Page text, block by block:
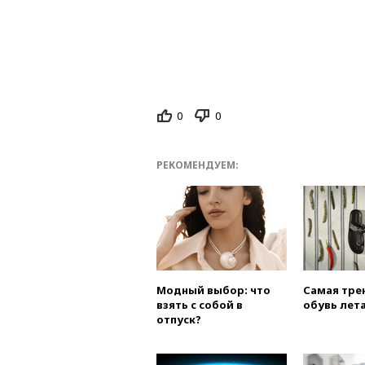
0 0
РЕКОМЕНДУЕМ:
Модный выбор: что
взять с собой в
отпуск?
Самая
обувь